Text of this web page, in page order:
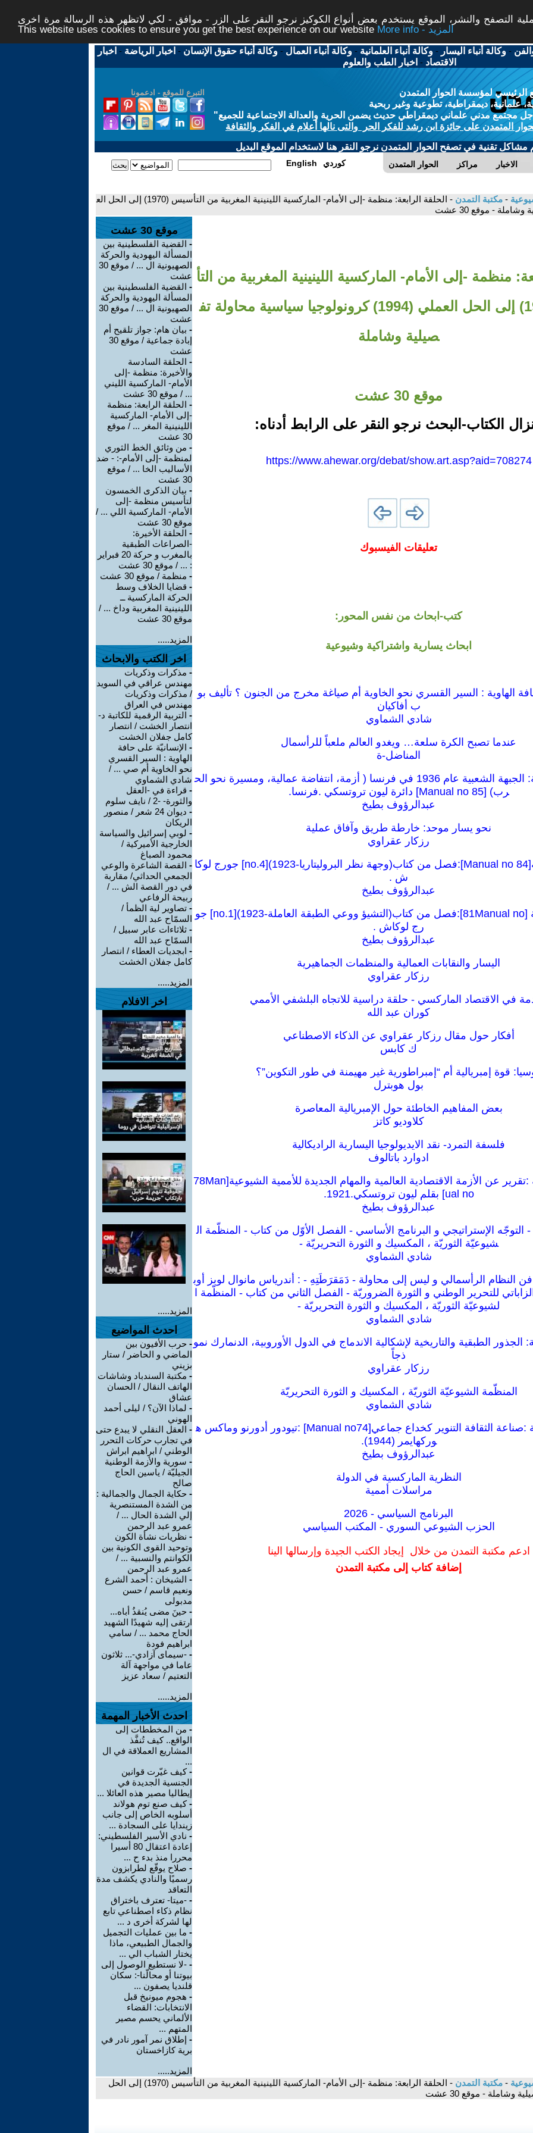
التصفح والنشر، الموقع يستخدم بعض أنواع الكوكيز نرجو النقر على الزر - موافق - لكي لاتظهر هذه الرسالة مرة اخرى -
This website uses cookies to ensure you get the best experience on our website
More info - المزيد
-وكالة أنباء اليسار -وكالة أنباء العلمانية -وكالة أنباء العمال -وكالة أنباء حقوق الإنسان - اخبار الرياضة - اخبار
الاقتصاد - اخبار الطب والعلوم
التبرع للموقع - ادعمونا
الرئيسي لمؤسسة الحوار المتمدن
علمانية، ديمقراطية، تطوعية وغير ربحية
مجتمع مدني علماني ديمقراطي حديث يضمن الحرية والعدالة الاجتماعية للجميع"
المتمدن على جائزة ابن رشد للفكر الحر والتى نالها أعلام في الفكر والثقافة
مشاكل تقنية في تصفح الحوار المتمدن نرجو النقر هنا لاستخدام الموقع البديل
الحوار المتمدن مراكز الاخبار English كوردي
- مكتبة التمدن - الحلقة الرابعة: منظمة -إلى الأمام- الماركسية اللينينية المغربية من التأسيس (1970) إلى الحل الع
منظمة -إلى الأمام- الماركسية اللينينية المغربية من التأ
سيس (1970) إلى الحل العملي (1994) كرونولوجيا سياسية محاولة تف
صيلية وشاملة
موقع 30 عشت
الكتاب-البحث نرجو النقر على الرابط أدناه:
https://www.ahewar.org/debat/show.art.asp?aid=708274
تعليقات الفيسبوك
كتب-ابحاث من نفس المحور:
ابحاث يسارية واشتراكية وشيوعية
الهاوية : السير القسري نحو الخاوية أم صياغة مخرج من الجنون ؟ تأليف بو
ب أفاكيان
شادي الشماوي
عندما تصبح الكرة سلعة… ويغدو العالم ملعباً للرأسمال
المناضل-ة
كراسات شيوعية: الجبهة الشعبية عام 1936 في فرنسا ( أزمة، انتفاضة عمالية، ومسيرة نحو الح
رب) [85 Manual no] دائرة ليون تروتسكي .فرنسا.
عبدالرؤوف بطيخ
نحو يسار موحد: خارطة طريق وآفاق عملية
رزكار عقراوي
كراسات شيوعية[84 Manual no]:فصل من كتاب(وجهة نظر البروليتاريا-1923)[no.4] جورج لوكا
ش .
عبدالرؤوف بطيخ
كراسات شيوعية [81Manual no]:فصل من كتاب(التشيؤ ووعي الطبقة العاملة-1923)[no.1] جو
رج لوكاش .
عبدالرؤوف بطيخ
اليسار والنقابات العمالية والمنظمات الجماهيرية
رزكار عقراوي
في الاقتصاد الماركسي - حلقة دراسية للاتجاه البلشفي الأممي
كوران عبد الله
أفكار حول مقال رزكار عقراوي عن الذكاء الاصطناعي
ك كابس
قوة إمبريالية أم “إمبراطورية غير مهيمنة في طور التكوين”؟
بول هوبترل
بعض المفاهيم الخاطئة حول الإمبريالية المعاصرة
كلاوديو كاتز
فلسفة التمرد- نقد الايديولوجيا اليسارية الراديكالية
ادوارد باتالوف
كراسات شيوعية :تقرير عن الأزمة الاقتصادية العالمية والمهام الجديدة للأممية الشيوعية[78Man
ual no] بقلم ليون تروتسكي.1921.
عبدالرؤوف بطيخ
- التوجّه الإستراتيجي و البرنامج الأساسي - الفصل الأوّل من كتاب - المنظّمة ال
شيوعيّة الثوريّة ، المكسيك و الثورة التحريريّة -
شادي الشماوي
النظام الرأسمالي و ليس إلى محاولة - دَمَقرَطَتِهِ - : أندرياس مانوال لوبز أوب
للتحرير الوطني و الثورة الضروريّة - الفصل الثاني من كتاب - المنظّمة ا
لشيوعيّة الثوريّة ، المكسيك و الثورة التحريريّة -
شادي الشماوي
الطبقية والتاريخية لإشكالية الاندماج في الدول الأوروبية، الدنمارك نمو
ذجاً
رزكار عقراوي
المنظّمة الشيوعيّة الثوريّة ، المكسيك و الثورة التحريريّة
شادي الشماوي
كراسات شيوعية :صناعة الثقافة التنوير كخداع جماعي[Manual no74] :تيودور أدورنو وماكس ه
وركهايمر (1944).
عبدالرؤوف بطيخ
النظرية الماركسية في الدولة
مراسلات أممية
البرنامج السياسي - 2026
الحزب الشيوعي السوري - المكتب السياسي
ادعم مكتبة التمدن من خلال إيجاد الكتب الجيدة وإرسالها الينا
إضافة كتاب إلى مكتبة التمدن
موقع 30 عشت
- القضية الفلسطينية بين
المسألة اليهودية والحركة
الصهيونية ال ... / موقع 30
عشت
- القضية الفلسطينية بين
المسألة اليهودية والحركة
الصهيونية ال ... / موقع 30
عشت
- بيان هام: جواز تلقيح أم
إبادة جماعية / موقع 30
عشت
- الحلقة السادسة
والأخيرة: منظمة -إلى
الأمام- الماركسية الليني
... / موقع 30 عشت
- الحلقة الرابعة: منظمة
-إلى الأمام- الماركسية
اللينينية المغر ... / موقع
30 عشت
- من وثائق الخط الثوري
لمنظمة -إلى الأمام-: - ضد
الأساليب الخا ... / موقع
30 عشت
- بيان الذكرى الخمسون
لتأسيس منظمة -إلى
الأمام- الماركسية اللي ... /
موقع 30 عشت
- الحلقة الأخيرة:
-الصراعات الطبقية
بالمغرب و حركة 20 فبراير
: ... / موقع 30 عشت
- منظمة / موقع 30 عشت
- قضايا الخلاف وسط
الحركة الماركسية ــ
اللينينية المغربية وداخ ... /
موقع 30 عشت
المزيد.....
اخر الكتب والابحاث
- مذكرات وذكريات
مهندس عراقي في السويد
/ مذكرات وذكريات
مهندس في العراق
- التربية الرقمية للكاتبة د-
انتصار الخشت / انتصار
كامل جفلان الخشت
- الإنسانيّة على حافة
الهاوية : السير القسري
نحو الخاوية أم صي ... /
شادي الشماوي
- قراءة في -العقل
والثورة- -2 / نايف سلوم
-
ديوان 24 شعر / منصور
الريكان
- لوبي إسرائيل والسياسة
الخارجية الأميركية /
محمود الصباغ
- القصة الشاعرة والوعي
الجمعي الحداثي/ مقاربة
في دور القصة الش ... /
ربيحة الرفاعي
- تصاوير لية الظمأ /
السمّاح عبد الله
- ثلاثاءات عابر سبيل /
السمّاح عبد الله
- ابجديات العطاء / انتصار
كامل جفلان الخشت
المزيد.....
اخر الافلام
المزيد.....
احدث المواضيع
- حرب الأفيون بين
الماضي و الحاضر / ستار
بزيني
- مكتبة السندباد وشاشات
الهاتف النقال / الحسان
عشاق
- لماذا الآن؟ / ليلى أحمد
الهوني
- العقل النقلي لا يبدع حتى
في تجارب حركات التحرر
الوطني / ابراهيم ابراش
- سورية والأزمة الوطنية
الجيليّة / ياسين الحاج
صالح
- حكاية الجمال والجمالية :
من الشدة المستنصرية
إلي الشدة الحال ... /
عمرو عبد الرحمن
- نظريات نشأة الكون
وتوحيد القوى الكونية بين
الكوانتم والنسبية ... /
عمرو عبد الرحمن
- الشيخان : أحمد الشرع
ونعيم قاسم / حسن
مدبولى
- حينَ مضى يُنقذُ أباه...
ارتقى إليه شهيدًا الشهيد
الحاج محمد ... / سامي
ابراهيم فودة
- -سيمای آزادي-... ثلاثون
عاما في مواجهة آلة
التعتيم / سعاد عزيز
المزيد.....
احدث الأخبار المهمة
- من المخططات إلى
الواقع.. كيف تُنفَّذ
المشاريع العملاقة في ال
...
-كيف غيّرت قوانين
الجنسية الجديدة في
إيطاليا مصير هذه العائلا ...
-كيف صنع توم هولاند
أسلوبه الخاص إلى جانب
زيندايا على السجادة ...
- نادي الأسير الفلسطيني:
إعادة اعتقال 80 أسيرا
محررا منذ بدء ح ...
- صلاح يوقّع لطرابزون
رسميًا والنادي يكشف مدة
التعاقد
- -ميتا- تعترف باختراق
نظام ذكاء اصطناعي تابع
لها لشركة أخرى د ...
- ما بين عمليات التجميل
والجمال الطبيعي، ماذا
يختار الشباب الي ...
- -لا نستطيع الوصول إلى
بيوتنا أو محالّنا-: سكان
قلنديا يصفون ...
- هجوم ميونيخ قبل
الانتخابات: القضاء
الألماني يحسم مصير
المتهم ...
- إطلاق نمر آمور نادر في
برية كازاخستان
المزيد.....
- مكتبة التمدن - الحلقة الرابعة: منظمة -إلى الأمام- الماركسية اللينينية المغربية من التأسيس (1970) إلى الحل